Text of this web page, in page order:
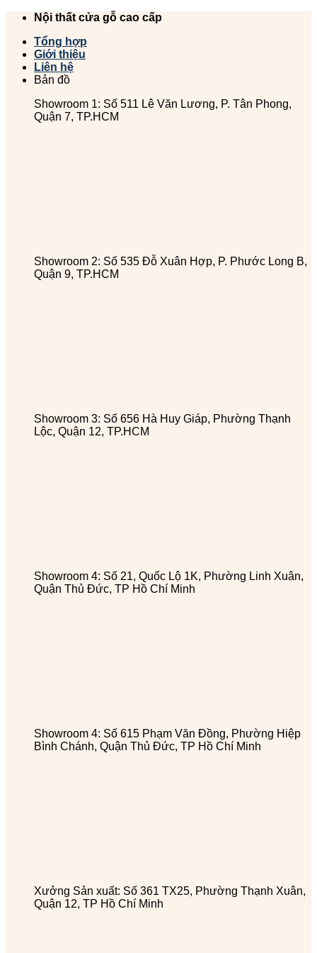
Chuyển
dung
Nội thất cửa gỗ cao cấp
Tổng hợp
Giới thiệu
Liên hệ
Bản đồ
Showroom 1: Số 511 Lê Văn Lương, P. Tân Phong,
Quận 7, TP.HCM
Showroom 2: Số 535 Đỗ Xuân Hợp, P. Phước Long B,
Quận 9, TP.HCM
Showroom 3: Số 656 Hà Huy Giáp, Phường Thạnh
Lộc, Quận 12, TP.HCM
Showroom 4: Số 21, Quốc Lộ 1K, Phường Linh Xuân,
Quận Thủ Đức, TP Hồ Chí Minh
Showroom 4: Số 615 Phạm Văn Đồng, Phường Hiệp
Bình Chánh, Quận Thủ Đức, TP Hồ Chí Minh
Xưởng Sản xuất: Số 361 TX25, Phường Thạnh Xuân,
Quận 12, TP Hồ Chí Minh